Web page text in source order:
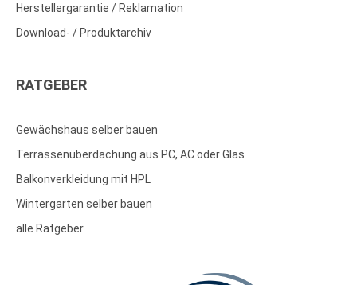
Herstellergarantie / Reklamation
Download- / Produktarchiv
RATGEBER
Gewächshaus selber bauen
Terrassenüberdachung aus PC, AC oder Glas
Balkonverkleidung mit HPL
Wintergarten selber bauen
alle Ratgeber